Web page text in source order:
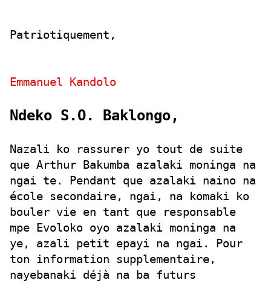
Patriotiquement,
Emmanuel Kandolo
Ndeko S.O. Baklongo,
Nazali ko rassurer yo tout de suite
que Arthur Bakumba azalaki moninga na
ngai te. Pendant que azalaki naino na
école secondaire, ngai, na komaki ko
bouler vie en tant que responsable
mpe Evoloko oyo azalaki moninga na
ye, azali petit epayi na ngai. Pour
ton information supplementaire,
nayebanaki déjà na ba futurs